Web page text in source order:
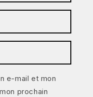
e-mail et mon
prochain